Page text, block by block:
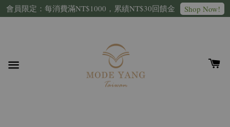
會員限定：每消費滿NT$1000，累績NT$30回饋金 Shop Now!